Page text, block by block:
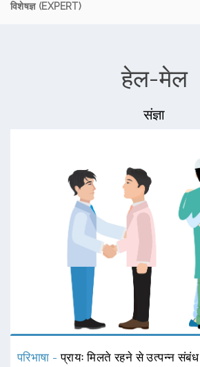
विशेषज्ञ (EXPERT)
हेल-मेल
संज्ञा
परिभाषा -प्रायः मिलते रहने से उत्पन्न संबंध